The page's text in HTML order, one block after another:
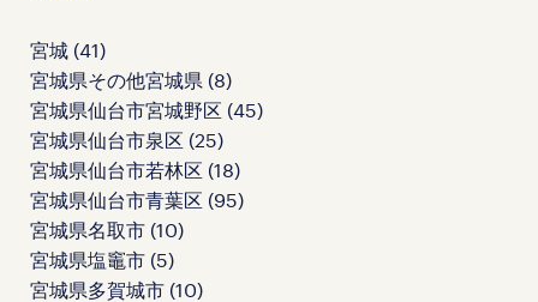
宮城 (41)
宮城県その他宮城県 (8)
宮城県仙台市宮城野区 (45)
宮城県仙台市泉区 (25)
宮城県仙台市若林区 (18)
宮城県仙台市青葉区 (95)
宮城県名取市 (10)
宮城県塩竈市 (5)
宮城県多賀城市 (10)